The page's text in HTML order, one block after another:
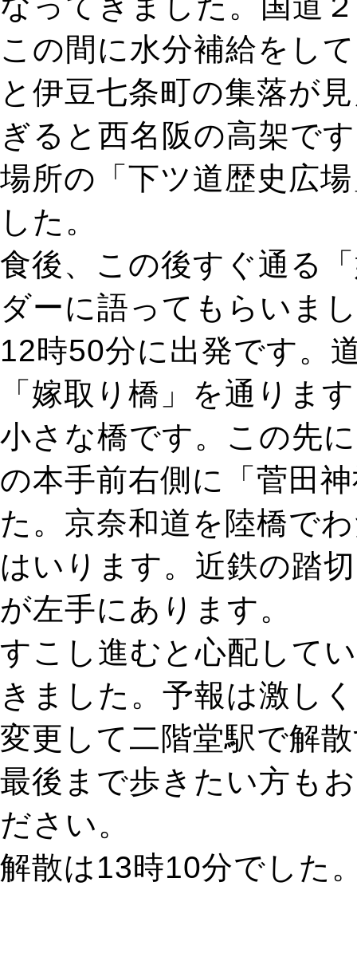
この間に水分補給をし
と伊豆七条町の集落が
ぎると西名阪の高架で
場所の「下ツ道歴史広
した。
食後、この後すぐ通る
ダーに語ってもらいま
12時50分に出発です。
「嫁取り橋」を通りま
小さな橋です。この先
の本手前右側に「菅田
た。京奈和道を陸橋で
はいります。近鉄の踏
が左手にあります。
すこし進むと心配して
きました。予報は激し
変更して二階堂駅で解
最後まで歩きたい方も
ださい。
解散は13時10分でした